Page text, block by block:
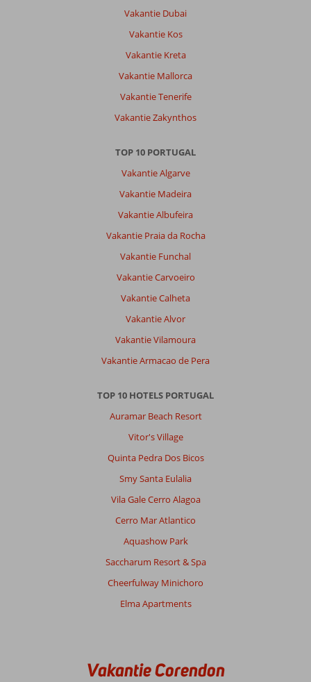
Vakantie Dubai
Vakantie Kos
Vakantie Kreta
Vakantie Mallorca
Vakantie Tenerife
Vakantie Zakynthos
TOP 10 PORTUGAL
Vakantie Algarve
Vakantie Madeira
Vakantie Albufeira
Vakantie Praia da Rocha
Vakantie Funchal
Vakantie Carvoeiro
Vakantie Calheta
Vakantie Alvor
Vakantie Vilamoura
Vakantie Armacao de Pera
TOP 10 HOTELS PORTUGAL
Auramar Beach Resort
Vitor's Village
Quinta Pedra Dos Bicos
Smy Santa Eulalia
Vila Gale Cerro Alagoa
Cerro Mar Atlantico
Aquashow Park
Saccharum Resort & Spa
Cheerfulway Minichoro
Elma Apartments
Vakantie Corendon